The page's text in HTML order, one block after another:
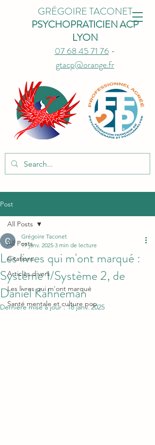
GRÉGOIRE TACONET
PSYCHOPRATICIEN ACP
LYON
07 68 45 71 76-
gtacp@orange.fr
Post
All Posts
Citations
Articles divers
Les livres qui m'ont marqué
Santé mentale et culture pop
All Posts
Les livres qui m'ont marqué :
Système 1/Système 2, de
Daniel Kahneman
Grégoire Taconet
17 janv. 2025 3 min de lecture
Dernière mise à jour :18 janv. 2025